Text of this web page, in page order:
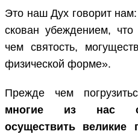
Это наш Дух говорит
скован убеждением,
чем святость,
физической форме».
Прежде чем
многие из нас
осуществить великие